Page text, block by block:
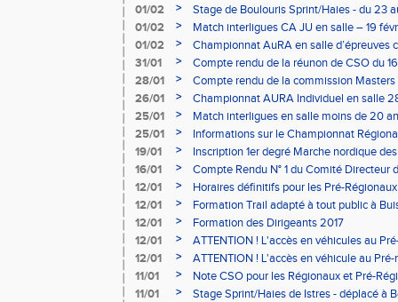
01/02
>
Stage de Boulouris Sprint/Haies - du 23
01/02
>
Match interligues CA JU en salle – 19
01/02
>
Championnat AuRA en salle d’épreuves
- le 12 février
31/01 >
Compte rendu de la réunon de CSO du
28/01
>
Compte rendu de la commission
à Bourgoin
26/01 >
Championnat AURA Individuel en salle
25/01
>
Match interligues en salle moins de 20
25/01
>
Informations sur le Championnat
05/02
19/01 >
Inscription 1er degré Marche nordique
03/02 (sous condition)
16/01 >
Compte Rendu N° 1 du Comité Directeur
12/01
>
Horaires définitifs pour les Pré-
Aubière
12/01 >
Formation Trail adapté à tout public à
12/01
>
Formation des Dirigeants 2017
12/01
>
ATTENTION ! L'accès en véhicules au
Bains sera réglementé
12/01 >
ATTENTION ! L'accès en véhicule au
Bains sera réglementé
11/01 >
Note CSO pour les Régionaux et Pré-
11/01
> Stage Sprint/Haies de Istres - déplacé à